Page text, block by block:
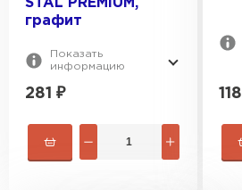
STAL PREMIUM,
графит
Показать
информацию
281 ₽ 118